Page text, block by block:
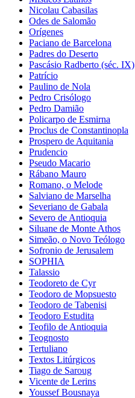
Nicolau Cabasilas
Odes de Salomão
Orígenes
Paciano de Barcelona
Padres do Deserto
Pascásio Radberto (séc. IX)
Patrício
Paulino de Nola
Pedro Crisólogo
Pedro Damião
Policarpo de Esmirna
Proclus de Constantinopla
Prospero de Aquitania
Prudencio
Pseudo Macario
Rábano Mauro
Romano, o Melode
Salviano de Marselha
Severiano de Gabala
Severo de Antioquia
Siluane de Monte Athos
Simeão, o Novo Teólogo
Sofronio de Jerusalem
SOPHIA
Talassio
Teodoreto de Cyr
Teodoro de Mopsuesto
Teodoro de Tabenisi
Teodoro Estudita
Teofilo de Antioquia
Teognosto
Tertuliano
Textos Litúrgicos
Tiago de Saroug
Vicente de Lerins
Youssef Bousnaya